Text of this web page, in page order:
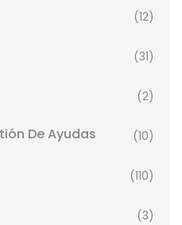
(12)
(31)
(2)
De Ayudas (10)
(110)
(3)